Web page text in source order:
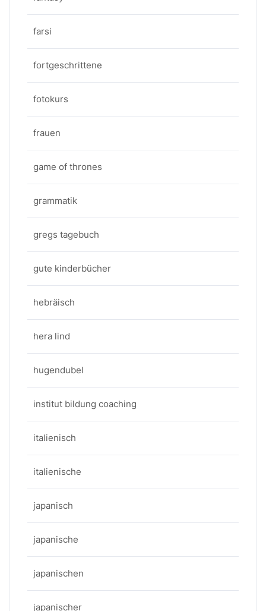
farsi
fortgeschrittene
fotokurs
frauen
game of thrones
grammatik
gregs tagebuch
gute kinderbücher
hebräisch
hera lind
hugendubel
institut bildung coaching
italienisch
italienische
japanisch
japanische
japanischen
japanischer